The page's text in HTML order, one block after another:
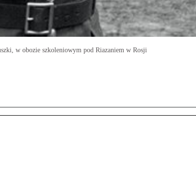
w obozie szkoleniowym pod Riazaniem w Rosji